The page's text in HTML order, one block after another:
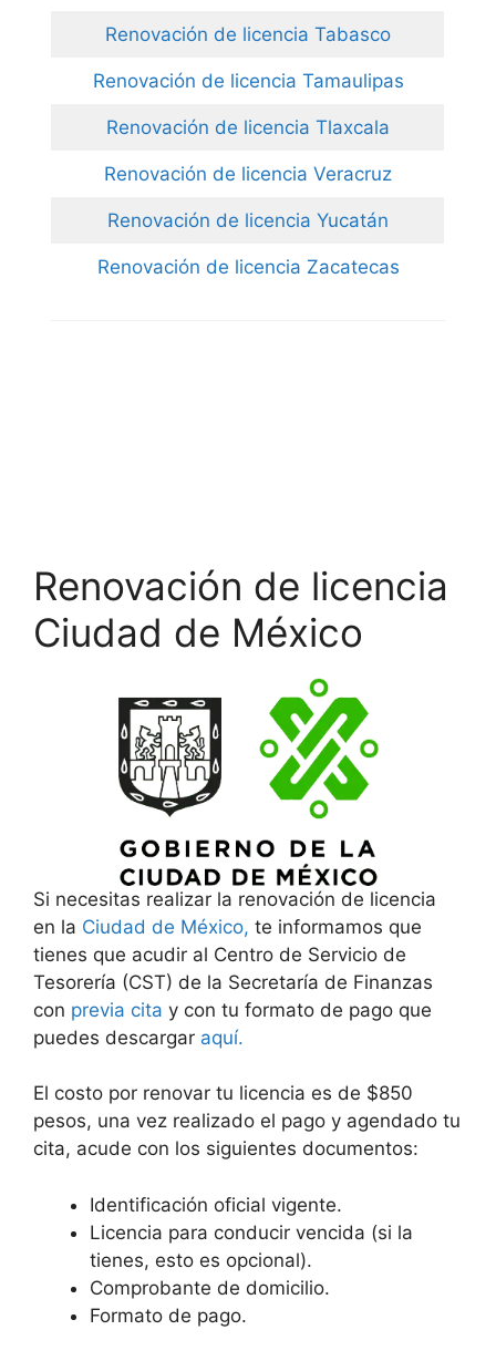
Renovación de licencia Tabasco
Renovación de licencia Tamaulipas
Renovación de licencia Tlaxcala
Renovación de licencia Veracruz
Renovación de licencia Yucatán
Renovación de licencia Zacatecas
Renovación de licencia
Ciudad de México
Si necesitas realizar la renovación de licencia
en la Ciudad de México, te informamos que
tienes que acudir al Centro de Servicio de
Tesorería (CST) de la Secretaría de Finanzas
con previa cita y con tu formato de pago que
puedes descargar aquí.
El costo por renovar tu licencia es de $850
pesos, una vez realizado el pago y agendado tu
cita, acude con los siguientes documentos:
Identificación oficial vigente.
Licencia para conducir vencida (si la
tienes, esto es opcional).
Comprobante de domicilio.
Formato de pago.